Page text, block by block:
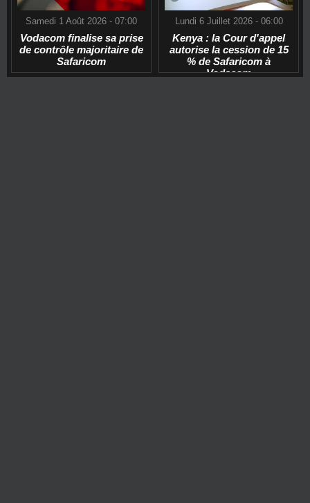
Samedi 1 Août 2026 - 07:00
Vodacom finalise sa prise
de contrôle majoritaire de
Safaricom
Lundi 6 Juillet 2026 - 06:00
Kenya : la Cour d'appel
autorise la cession de 15
% de Safaricom à
Vodacom